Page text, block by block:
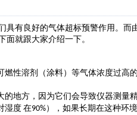
有良好的气体超标预警作用。而
就跟大家介绍一下。
燃性溶剂（涂料） 等气体浓度过高的
的地方， 因为它们会导致仪器测量
湿度 在90%）， 如果长期在这种环